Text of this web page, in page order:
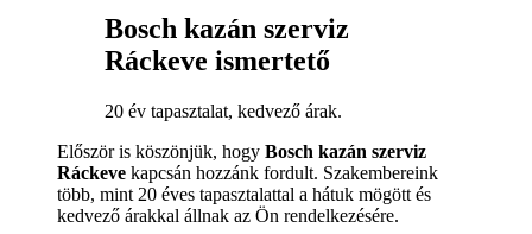
Bosch kazán szerviz
Ráckeve ismertető
20 év tapasztalat, kedvező árak.
Először is köszönjük, hogy Bosch kazán szerviz
Ráckeve kapcsán hozzánk fordult. Szakembereink
több, mint 20 éves tapasztalattal a hátuk mögött és
kedvező árakkal állnak az Ön rendelkezésére.